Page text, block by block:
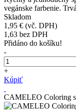
vegánske farbenie.
Skladom
1,95 € (vč. DPH)
1,63 bez DPH
Přidáno do košíku!
-
+
Kúpiť
CAMELEO Coloring